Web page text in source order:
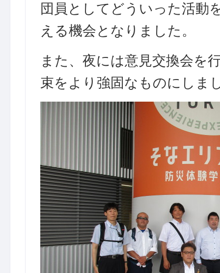
団員としてどういった活動
える機会となりました。
また、夜には意見交換会を
束をより強固なものにしま